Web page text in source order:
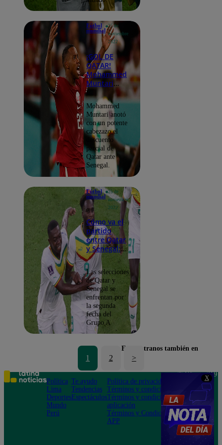
X
Fútbol
mundial
25 de
noviembre
2022
¡GOL DE
QATAR!
Mohammed
Muntari
marcó el
descuento
para los
locales
Mohammed
Muntari anotó
con un potente
cabezazo el
descuento
parcial de
Qatar ante
Senegal.
Fútbol
mundial
25 de
noviembre
2022
Cómo va el
partido
entre Qatar
y Senegal:
conoce
quién va
ganando
Las selecciones
de Qatar y
Senegal se
enfrentan por
la segunda
fecha del
Grupo A
1 2 >
Encuéntranos también en
Política
Lima
Deportes
Mundo
Perú
Te ayudo
Tendencias
Espectáculos
Política de privacidad
Términos y condiciones
Términos y condiciones
aplicación
Términos y Condiciones
APP
Teléfono: 219
Av. San
Felipe 968
Jesús María